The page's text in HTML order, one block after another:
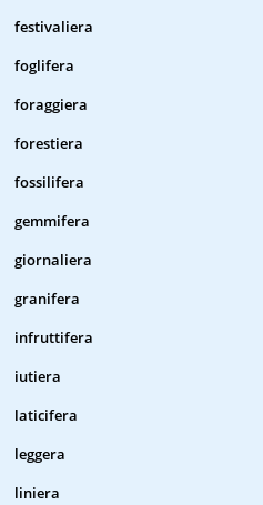
festivaliera
foglifera
foraggiera
forestiera
fossilifera
gemmifera
giornaliera
granifera
infruttifera
iutiera
laticifera
leggera
liniera